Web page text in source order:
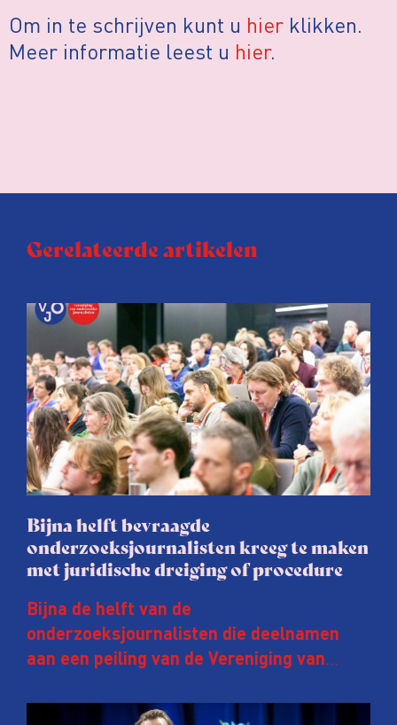
Om in te schrijven kunt u hier klikken.
Meer informatie leest u hier.
Gerelateerde artikelen
Bijna helft bevraagde
onderzoeksjournalisten kreeg te maken
met juridische dreiging of procedure
Bijna de helft van de
onderzoeksjournalisten die deelnamen
aan een peiling van de Vereniging van
afgelopen twee jaar te maken met